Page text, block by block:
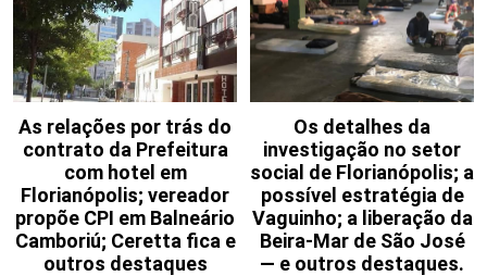
As relações por trás do
contrato da Prefeitura
com hotel em
Florianópolis; vereador
propõe CPI em Balneário
Camboriú; Ceretta fica e
outros destaques
Os detalhes da
investigação no setor
social de Florianópolis; a
possível estratégia de
Vaguinho; a liberação da
Beira-Mar de São José
— e outros destaques.